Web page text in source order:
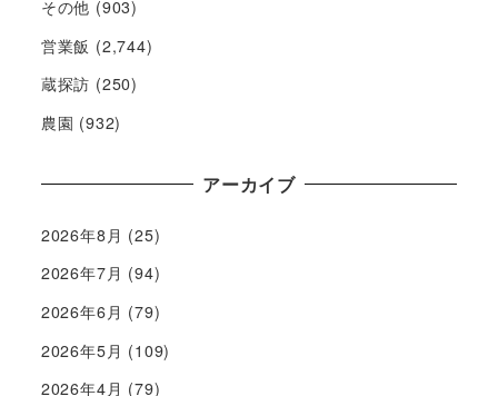
その他 (903)
営業飯 (2,744)
蔵探訪 (250)
農園 (932)
アーカイブ
2026年8月 (25)
2026年7月 (94)
2026年6月 (79)
2026年5月 (109)
2026年4月 (79)